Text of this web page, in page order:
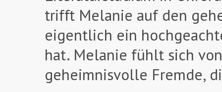
trifft Melanie auf den
eigentlich ein
hat. Melanie fühlt sich
geheimnisvolle Fremde,